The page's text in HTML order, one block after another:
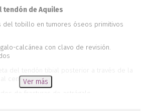
tendón de Aquiles
del tobillo en tumores óseos primitivos
calcánea con clavo de revisión.
del tendón tibial posterior a través de la
al centro del pie
de fracturas de astrágalo
Ver más